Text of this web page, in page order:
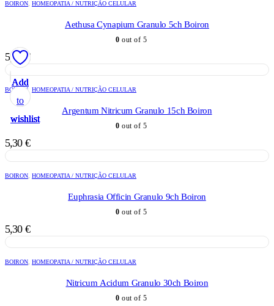
Add
to
wishlist
BOIRON, HOMEOPATIA / NUTRIÇÃO CELULAR
Aethusa Cynapium Granulo 5ch Boiron
0 out of 5
5,30€
Add
to
wishlist
BOIRON HOMEOPATIA / NUTRIÇÃO CELULAR
Argentum Nitricum Granulo 15ch Boiron
0 out of 5
5,30 €
Add
to
wishlist
BOIRON, HOMEOPATIA / NUTRIÇÃO CELULAR
Euphrasia Officin Granulo 9ch Boiron
0 out of 5
5,30 €
Add
to
wishlist
BOIRON, HOMEOPATIA / NUTRIÇÃO CELULAR
Nitricum Acidum Granulo 30ch Boiron
0 out of 5
Add
to
wishlist